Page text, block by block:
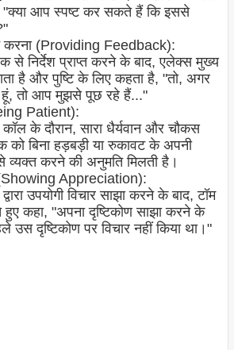
"क्या आप स्पष्ट कर सकते हैं कि इससे
करना (Providing Feedback):
से निर्देश प्राप्त करने के बाद, एलेक्स मुख्य
है और पुष्टि के लिए कहता है, "तो, अगर
तो आप मुझसे पूछ रहे हैं..."
Patient):
के दौरान, सारा धैर्यवान और चौकस
को बिना हड़बड़ी या रुकावट के अपनी
व्यक्त करने की अनुमति मिलती है।
Appreciation):
उपयोगी विचार साझा करने के बाद, टॉम
हुए कहा, "अपना दृष्टिकोण साझा करने के
उस दृष्टिकोण पर विचार नहीं किया था।"